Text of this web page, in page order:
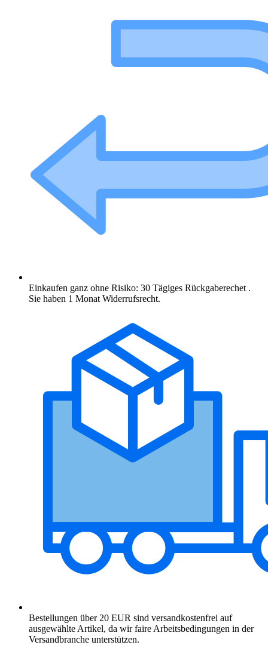
Einkaufen ganz ohne Risiko: 30 Tägiges Rückgaberechet .
Sie haben 1 Monat Widerrufsrecht.
Bestellungen über 20 EUR sind versandkostenfrei auf
ausgewählte Artikel, da wir faire Arbeitsbedingungen in der
Versandbranche unterstützen.